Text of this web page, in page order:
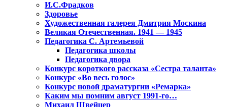
И.С.Фрадков
Здоровье
Художественная галерея Дмитрия Москина
Великая Отечественная. 1941 — 1945
Педагогика С. Артемьевой
Педагогика школы
Педагогика двора
Конкурс короткого рассказа «Сестра таланта»
Конкурс «Во весь голос»
Конкурс новой драматургии «Ремарка»
Каким мы помним август 1991-го…
Михаил Швейцер